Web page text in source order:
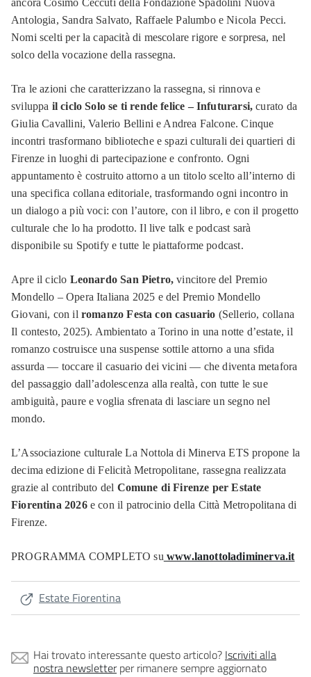
ancora Cosimo Ceccuti della Fondazione Spadolini Nuova
Antologia, Sandra Salvato, Raffaele Palumbo e Nicola Pecci.
Nomi scelti per la capacità di mescolare rigore e sorpresa, nel
solco della vocazione della rassegna.
Tra le azioni che caratterizzano la rassegna, si rinnova e
sviluppa il ciclo Solo se ti rende felice – Infuturarsi, curato da
Giulia Cavallini, Valerio Bellini e Andrea Falcone. Cinque
incontri trasformano biblioteche e spazi culturali dei quartieri di
Firenze in luoghi di partecipazione e confronto. Ogni
appuntamento è costruito attorno a un titolo scelto all’interno di
una specifica collana editoriale, trasformando ogni incontro in
un dialogo a più voci: con l’autore, con il libro, e con il progetto
culturale che lo ha prodotto. Il live talk e podcast sarà
disponibile su Spotify e tutte le piattaforme podcast.
Apre il ciclo Leonardo San Pietro, vincitore del Premio
Mondello – Opera Italiana 2025 e del Premio Mondello
Giovani, con il romanzo Festa con casuario (Sellerio, collana
Il contesto, 2025). Ambientato a Torino in una notte d’estate, il
romanzo costruisce una suspense sottile attorno a una sfida
assurda — toccare il casuario dei vicini — che diventa metafora
del passaggio dall’adolescenza alla realtà, con tutte le sue
ambiguità, paure e voglia sfrenata di lasciare un segno nel
mondo.
L’Associazione culturale La Nottola di Minerva ETS propone la
decima edizione di Felicità Metropolitane, rassegna realizzata
grazie al contributo del Comune di Firenze per Estate
Fiorentina 2026 e con il patrocinio della Città Metropolitana di
Firenze.
PROGRAMMA COMPLETO su www.lanottoladiminerva.it
Estate Fiorentina
Hai trovato interessante questo articolo? Iscriviti alla
nostra newsletterper rimanere sempre aggiornato